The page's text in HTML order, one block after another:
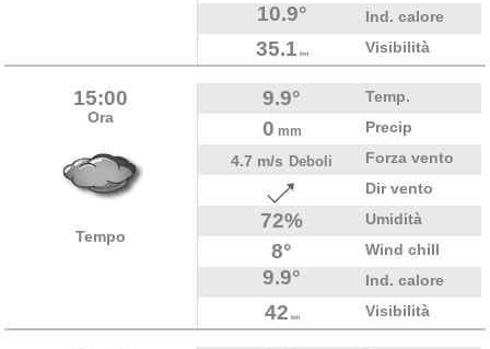
10.9° Ind. calore
35.1 km Visibilità
15:00
Ora
Tempo
9.9° Temp.
0 mm
Precip
4.7 m/s Deboli
Forza vento
Dir vento
72% Umidità
8° Wind chill
9.9° Ind. calore
42 km Visibilità